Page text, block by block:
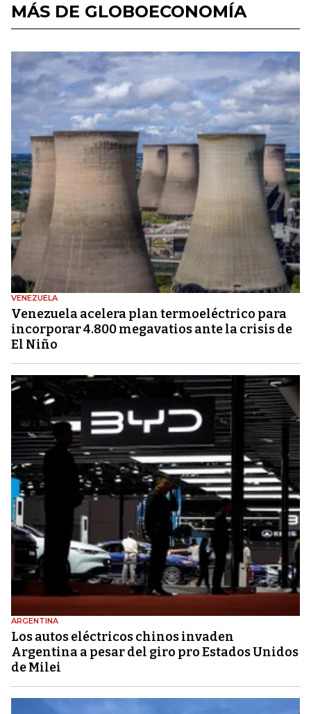
MÁS DE GLOBOECONOMÍA
VENEZUELA
Venezuela acelera plan termoeléctrico para
incorporar 4.800 megavatios ante la crisis de
El Niño
ARGENTINA
Los autos eléctricos chinos invaden
Argentina a pesar del giro pro Estados Unidos
de Milei